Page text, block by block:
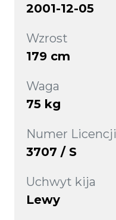
2001-12-05
Wzrost
179 cm
Waga
75 kg
Numer Licencji
3707 / S
Uchwyt kija
Lewy